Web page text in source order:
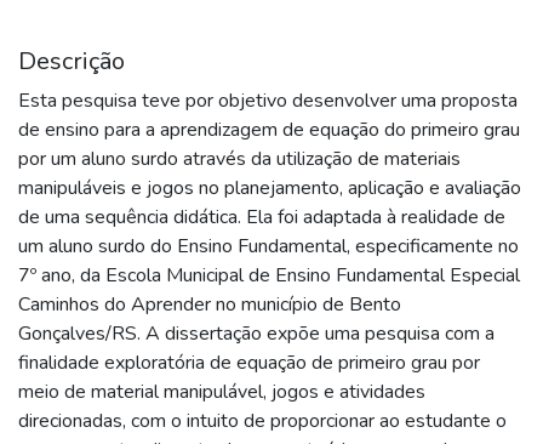
Descrição
Esta pesquisa teve por objetivo desenvolver uma proposta
de ensino para a aprendizagem de equação do primeiro grau
por um aluno surdo através da utilização de materiais
manipuláveis e jogos no planejamento, aplicação e avaliação
de uma sequência didática. Ela foi adaptada à realidade de
um aluno surdo do Ensino Fundamental, especificamente no
7º ano, da Escola Municipal de Ensino Fundamental Especial
Caminhos do Aprender no município de Bento
Gonçalves/RS. A dissertação expõe uma pesquisa com a
finalidade exploratória de equação de primeiro grau por
meio de material manipulável, jogos e atividades
direcionadas, com o intuito de proporcionar ao estudante o